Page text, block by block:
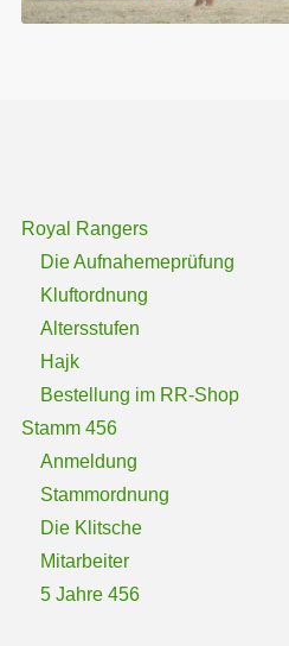
Royal Rangers
Die Aufnahemeprüfung
Kluftordnung
Altersstufen
Hajk
Bestellung im RR-Shop
Stamm 456
Anmeldung
Stammordnung
Die Klitsche
Mitarbeiter
5 Jahre 456